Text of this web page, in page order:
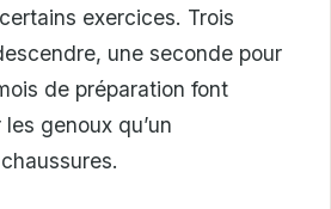
exercices. Trois
une seconde pour
de préparation font
genoux qu’un